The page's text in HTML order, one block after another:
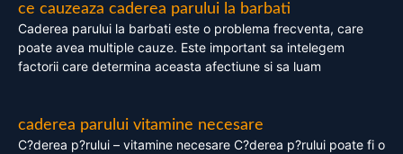
ce cauzeaza caderea parului la barbati
Caderea parului la barbati este o problema frecventa, care
poate avea multiple cauze. Este important sa intelegem
factorii care determina aceasta afectiune si sa luam
caderea parului vitamine necesare
C?derea p?rului – vitamine necesare C?derea p?rului poate fi o